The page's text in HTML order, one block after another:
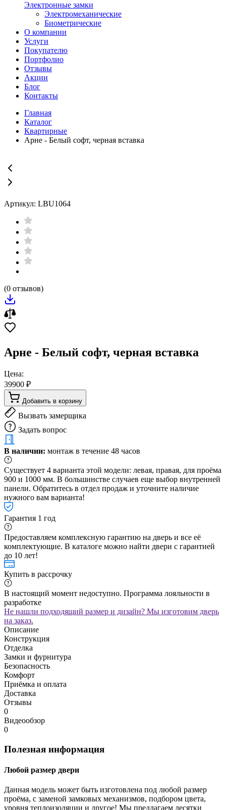
Электронные замки
Электромеханические
Биометрические
О компании
Услуги
Покупателю
Портфолио
Отзывы
Акции
Блог
Контакты
Главная
Каталог
Квартирные
Арне - Белый софт, черная вставка
Артикул: LBU1064
(0 отзывов)
Арне - Белый софт, черная вставка
Цена:
39900 ₽
Добавить в корзину
Вызвать замерщика
Задать вопрос
В наличии: монтаж в течение 48 часов
Существует 4 варианта этой модели: левая, правая, для проёма
900 и 1000 мм. В большинстве случаев еще выбор внутренней
панели. Обратитесь в отдел продаж и уточните наличие
нужного вам варианта!
Гарантия 1 год
Предоставляем комплексную гарантию на дверь и все её
комплектующие. В каталоге можно найти двери с гарантией
до 10 лет!
Купить в рассрочку
В настоящий момент недоступно. Программа лояльности в
разработке
Не нашли подходящий размер и дизайн? Мы изготовим дверь
на заказ.
Описание
Конструкция
Отделка
Замки и фурнитура
Безопасность
Комфорт
Приёмка и оплата
Доставка
Отзывы
0
Видеообзор
0
Полезная информация
Любой размер двери
Данная модель может быть изготовлена под любой размер
проёма, с заменой замковых механизмов, подбором цвета,
уровня теплоизоляции и другое! Мы предлагаем десятки